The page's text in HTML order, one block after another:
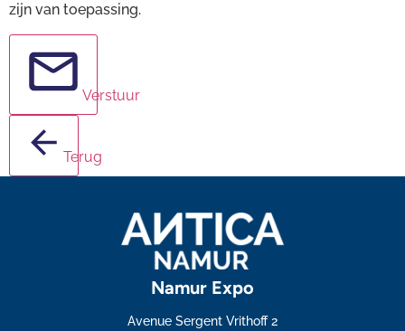
zijn van toepassing.
Verstuur
Terug
Namur Expo
Avenue Sergent Vrithoff 2